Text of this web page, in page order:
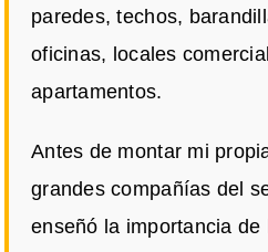
paredes, techos,
oficinas, locales
apartamentos.
Antes de montar mi
grandes compañías del
enseñó la importancia